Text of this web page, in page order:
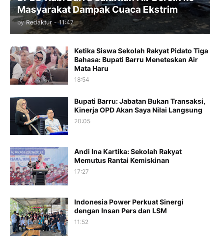
Masyarakat Dampak Cuaca Ekstrim
by Redaktur - 11:47
Ketika Siswa Sekolah Rakyat Pidato Tiga
Bahasa: Bupati Barru Meneteskan Air
Mata Haru
18:54
Bupati Barru: Jabatan Bukan Transaksi,
Kinerja OPD Akan Saya Nilai Langsung
20:05
Andi Ina Kartika: Sekolah Rakyat
Memutus Rantai Kemiskinan
17:27
Indonesia Power Perkuat Sinergi
dengan Insan Pers dan LSM
11:52